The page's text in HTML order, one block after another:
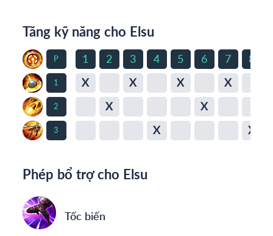
Tăng kỹ năng cho Elsu
P 1 2 3 4 5 6 7 8
1 X X X X
2 X X
3 X X
Phép bổ trợ cho Elsu
Tốc biến